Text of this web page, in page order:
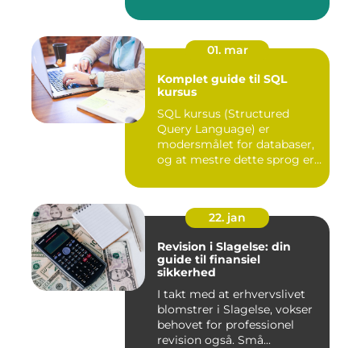
01. mar
Komplet guide til SQL
kursus
SQL kursus (Structured
Query Language) er
modersmålet for databaser,
og at mestre dette sprog er
22. jan
Revision i Slagelse: din
guide til finansiel
sikkerhed
I takt med at erhvervslivet
blomstrer i Slagelse, vokser
behovet for professionel
revision også. Små...